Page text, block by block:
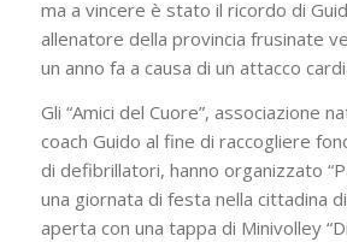
ma a vincere è stato il ricordo di
allenatore della provincia frusinate
un anno fa a causa di un attacco
Gli “Amici del Cuore”, associazione
coach Guido al fine di raccogliere
di defibrillatori, hanno organizzato
una giornata di festa nella cittadina
aperta con una tappa di Minivolley